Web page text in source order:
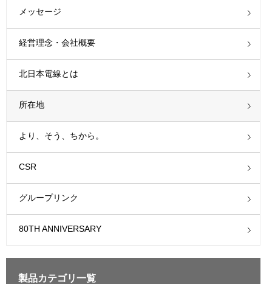
メッセージ
経営理念・会社概要
北日本電線とは
所在地
より、そう、ちから。
CSR
グループリンク
80TH ANNIVERSARY
製品カテゴリ一覧